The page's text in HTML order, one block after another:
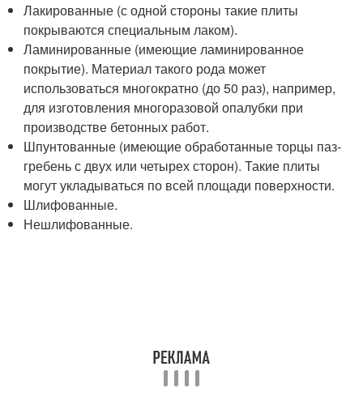
Лакированные (с одной стороны такие плиты
покрываются специальным лаком).
Ламинированные (имеющие ламинированное
покрытие). Материал такого рода может
использоваться многократно (до 50 раз), например,
для изготовления многоразовой опалубки при
производстве бетонных работ.
Шпунтованные (имеющие обработанные торцы паз-
гребень с двух или четырех сторон). Такие плиты
могут укладываться по всей площади поверхности.
Шлифованные.
Нешлифованные.